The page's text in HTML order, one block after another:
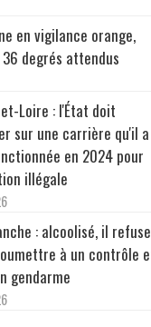
en vigilance orange,
degrés attendus
Loire : l'État doit
sur une carrière qu'il a
en 2024 pour
illégale
: alcoolisé, il refuse
à un contrôle
gendarme